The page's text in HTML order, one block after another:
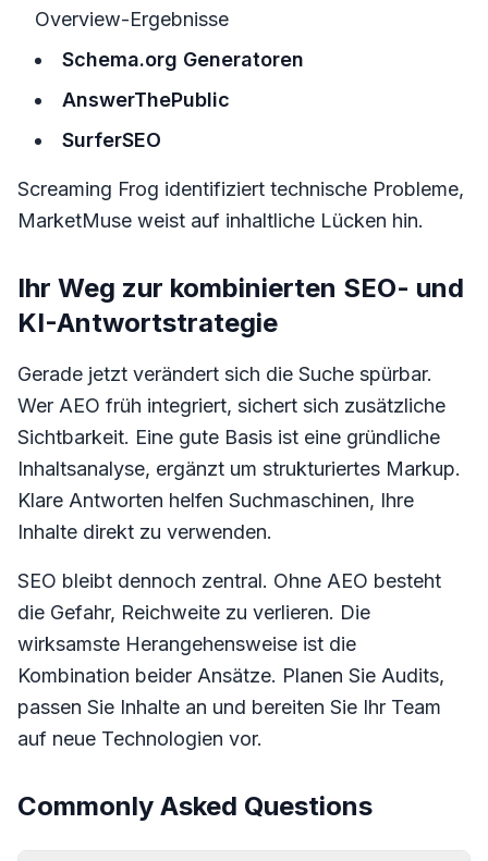
Overview-Ergebnisse
Schema.org Generatoren
AnswerThePublic
SurferSEO
Screaming Frog identifiziert technische Probleme,
MarketMuse weist auf inhaltliche Lücken hin.
Ihr Weg zur kombinierten SEO- und
KI-Antwortstrategie
Gerade jetzt verändert sich die Suche spürbar.
Wer AEO früh integriert, sichert sich zusätzliche
Sichtbarkeit. Eine gute Basis ist eine gründliche
Inhaltsanalyse, ergänzt um strukturiertes Markup.
Klare Antworten helfen Suchmaschinen, Ihre
Inhalte direkt zu verwenden.
SEO bleibt dennoch zentral. Ohne AEO besteht
die Gefahr, Reichweite zu verlieren. Die
wirksamste Herangehensweise ist die
Kombination beider Ansätze. Planen Sie Audits,
passen Sie Inhalte an und bereiten Sie Ihr Team
auf neue Technologien vor.
Commonly Asked Questions